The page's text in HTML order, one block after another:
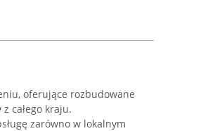
oferujące rozbudowane
całego kraju.
zarówno w lokalnym